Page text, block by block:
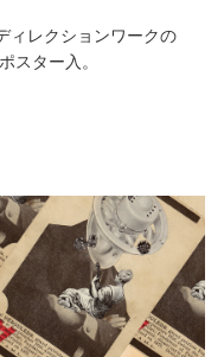
ィレクションワークの
スター入。